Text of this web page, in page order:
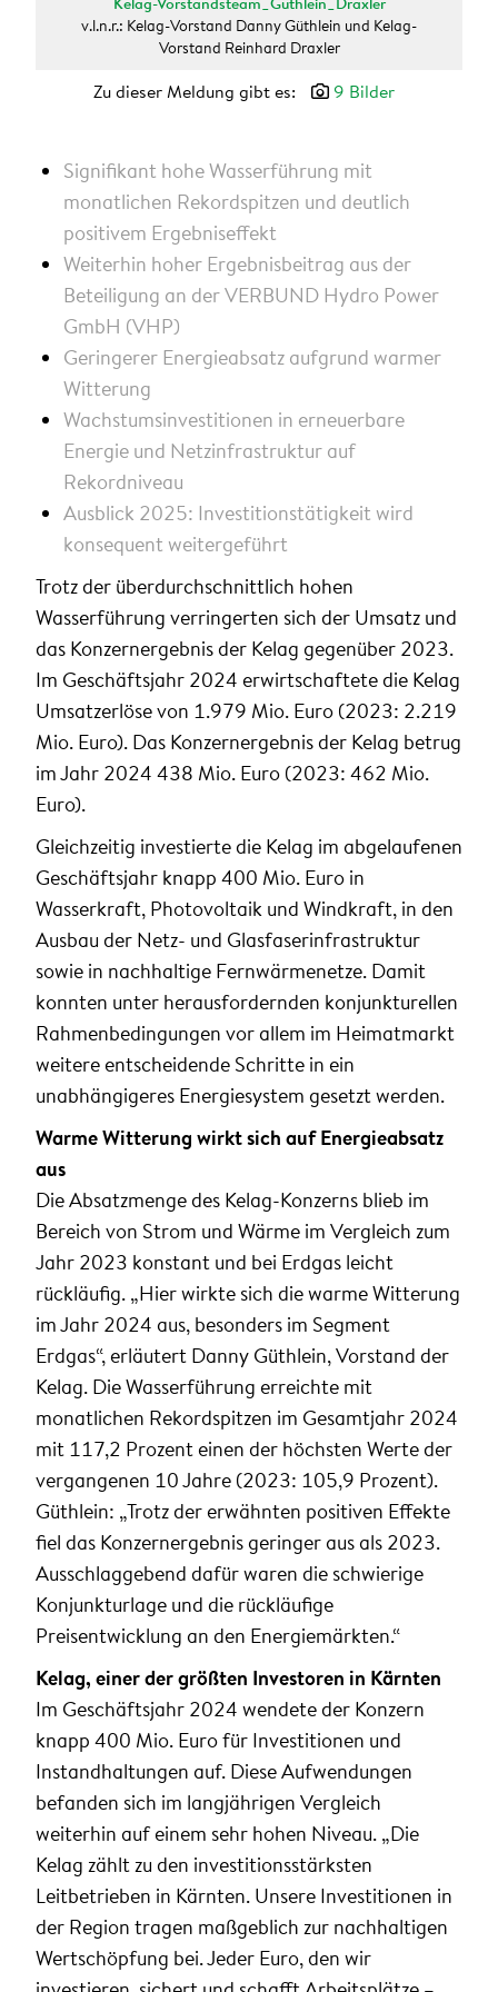
v.l.n.r.: Kelag-Vorstand Danny Güthlein und Kelag-
Vorstand Reinhard Draxler
Zu dieser Meldung gibt es: 9 Bilder
Signifikant hohe Wasserführung mit
monatlichen Rekordspitzen und deutlich
positivem Ergebniseffekt
Weiterhin hoher Ergebnisbeitrag aus der
Beteiligung an der VERBUND Hydro Power
GmbH (VHP)
Geringerer Energieabsatz aufgrund warmer
Witterung
Wachstumsinvestitionen in erneuerbare
Energie und Netzinfrastruktur auf
Rekordniveau
Ausblick 2025: Investitionstätigkeit wird
konsequent weitergeführt
Trotz der überdurchschnittlich hohen
Wasserführung verringerten sich der Umsatz und
das Konzernergebnis der Kelag gegenüber 2023.
Im Geschäftsjahr 2024 erwirtschaftete die Kelag
Umsatzerlöse von 1.979 Mio. Euro (2023: 2.219
Mio. Euro). Das Konzernergebnis der Kelag betrug
im Jahr 2024 438 Mio. Euro (2023: 462 Mio.
Euro).
Gleichzeitig investierte die Kelag im abgelaufenen
Geschäftsjahr knapp 400 Mio. Euro in
Wasserkraft, Photovoltaik und Windkraft, in den
Ausbau der Netz- und Glasfaserinfrastruktur
sowie in nachhaltige Fernwärmenetze. Damit
konnten unter herausfordernden konjunkturellen
Rahmenbedingungen vor allem im Heimatmarkt
weitere entscheidende Schritte in ein
unabhängigeres Energiesystem gesetzt werden.
Warme Witterung wirkt sich auf Energieabsatz
aus
Die Absatzmenge des Kelag-Konzerns blieb im
Bereich von Strom und Wärme im Vergleich zum
Jahr 2023 konstant und bei Erdgas leicht
rückläufig. „Hier wirkte sich die warme Witterung
im Jahr 2024 aus, besonders im Segment
Erdgas“, erläutert Danny Güthlein, Vorstand der
Kelag. Die Wasserführung erreichte mit
monatlichen Rekordspitzen im Gesamtjahr 2024
mit 117,2 Prozent einen der höchsten Werte der
vergangenen 10 Jahre (2023: 105,9 Prozent).
Güthlein: „Trotz der erwähnten positiven Effekte
fiel das Konzernergebnis geringer aus als 2023.
Ausschlaggebend dafür waren die schwierige
Konjunkturlage und die rückläufige
Preisentwicklung an den Energiemärkten.“
Kelag, einer der größten Investoren in Kärnten
Im Geschäftsjahr 2024 wendete der Konzern
knapp 400 Mio. Euro für Investitionen und
Instandhaltungen auf. Diese Aufwendungen
befanden sich im langjährigen Vergleich
weiterhin auf einem sehr hohen Niveau. „Die
Kelag zählt zu den investitionsstärksten
Leitbetrieben in Kärnten. Unsere Investitionen in
der Region tragen maßgeblich zur nachhaltigen
Wertschöpfung bei. Jeder Euro, den wir